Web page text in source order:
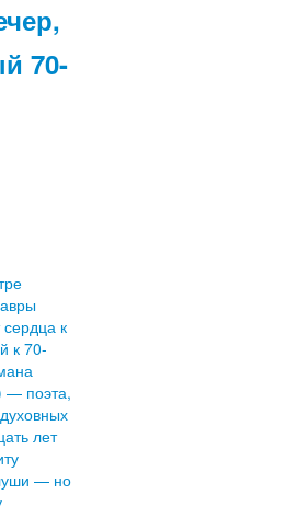
70-
сердца к
к 70-
— поэта,
лет
— но